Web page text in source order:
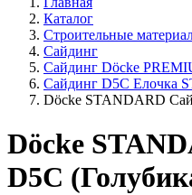
Каталог
Строительные
Сайдинг
Сайдинг Döcke
Сайдинг D5С Елочка
Döcke STANDARD
Döcke
D5C